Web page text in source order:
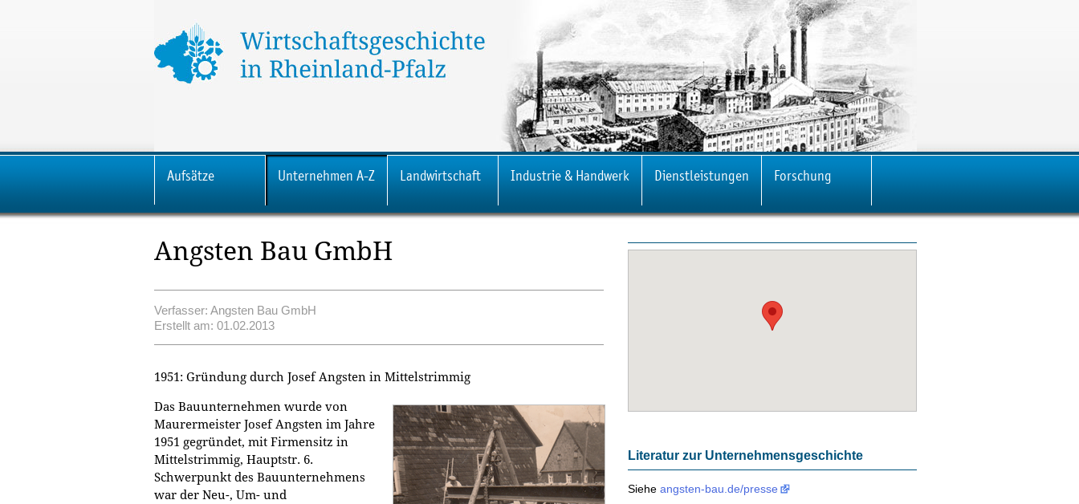
Aufsätze Unternehmen A-Z Landwirtschaft Industrie & Handwerk Dienstleistungen Forschung
Angsten Bau GmbH
Verfasser: Angsten Bau GmbH
Erstellt am: 01.02.2013
1951: Gründung durch Josef Angsten in Mittelstrimmig
Das Bauunternehmen wurde von
Maurermeister Josef Angsten im Jahre
1951 gegründet, mit Firmensitz in
Mittelstrimmig, Hauptstr. 6.
Schwerpunkt des Bauunternehmens
war der Neu-, Um- und
Literatur zur Unternehmensgeschichte
Sieheangsten-bau.de/presse